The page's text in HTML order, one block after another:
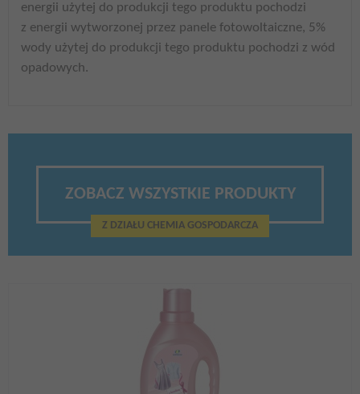
energii użytej do produkcji tego produktu pochodzi
z energii wytworzonej przez panele fotowoltaiczne, 5%
wody użytej do produkcji tego produktu pochodzi z wód
opadowych.
ZOBACZ WSZYSTKIE PRODUKTY
Z DZIAŁU CHEMIA GOSPODARCZA